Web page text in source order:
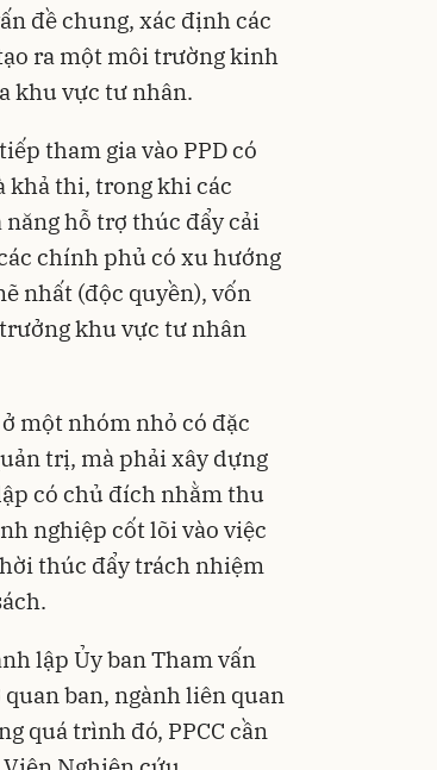
đề chung, xác định các
ra một môi trường kinh
khu vực tư nhân.
tham gia vào PPD có
khả thi, trong khi các
hỗ trợ thúc đẩy cải
chính phủ có xu hướng
nhất (độc quyền), vốn
khu vực tư nhân
một nhóm nhỏ có đặc
trị, mà phải xây dựng
có chủ đích nhằm thu
nghiệp cốt lõi vào việc
thúc đẩy trách nhiệm
lập Ủy ban Tham vấn
quan ban, ngành liên quan
quá trình đó, PPCC cần